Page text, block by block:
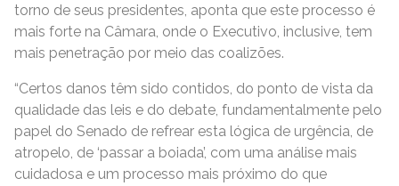
torno de seus presidentes, aponta que este processo é
mais forte na Câmara, onde o Executivo, inclusive, tem
mais penetração por meio das coalizões.
“Certos danos têm sido contidos, do ponto de vista da
qualidade das leis e do debate, fundamentalmente pelo
papel do Senado de refrear esta lógica de urgência, de
atropelo, de ‘passar a boiada’, com uma análise mais
cuidadosa e um processo mais próximo do que